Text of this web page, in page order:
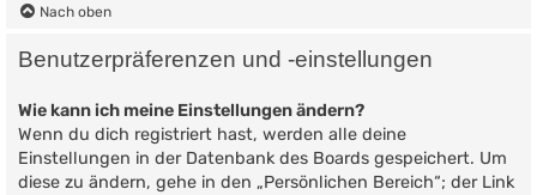
Nach oben
Benutzerpräferenzen und -einstellungen
Wie kann ich meine Einstellungen ändern?
Wenn du dich registriert hast, werden alle deine
Einstellungen in der Datenbank des Boards gespeichert. Um
diese zu ändern, gehe in den „Persönlichen Bereich“; der Link